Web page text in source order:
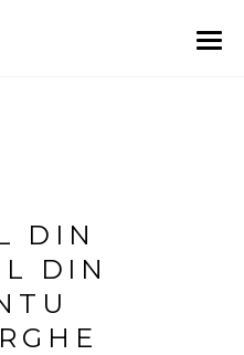
DIN
DIN